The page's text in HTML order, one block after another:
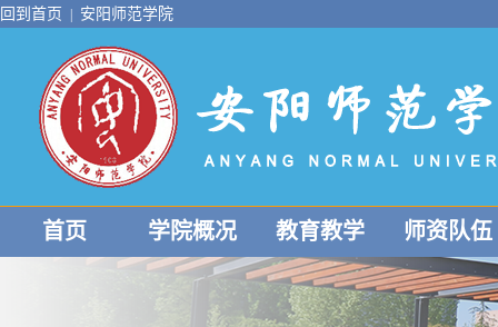
回到首页 安阳师范学院
首页 学院概况 教育教学 师资队伍